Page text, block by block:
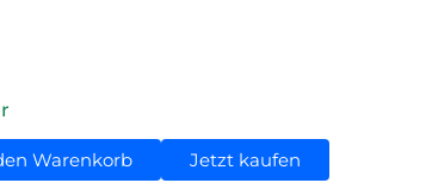
Warenkorb Jetzt kaufen